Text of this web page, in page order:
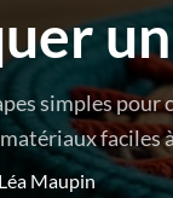
simples
faciles
Léa Maupin